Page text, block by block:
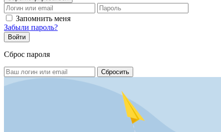
Запомнить меня
Забыли пароль?
Сброс пароля